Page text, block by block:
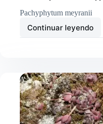
Pachyphytum meyranii
Continuar leyendo
Nueva
especies